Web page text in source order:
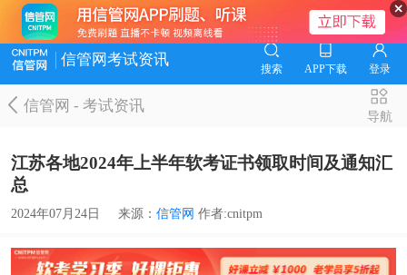
信管网考试资讯
搜索 APP下载 登录
信管网-考试资讯
导航
江苏各地2024年上半年软考证书领取时间及通知汇
总
2024年07月24日 来源： 信管网 作者:cnitpm